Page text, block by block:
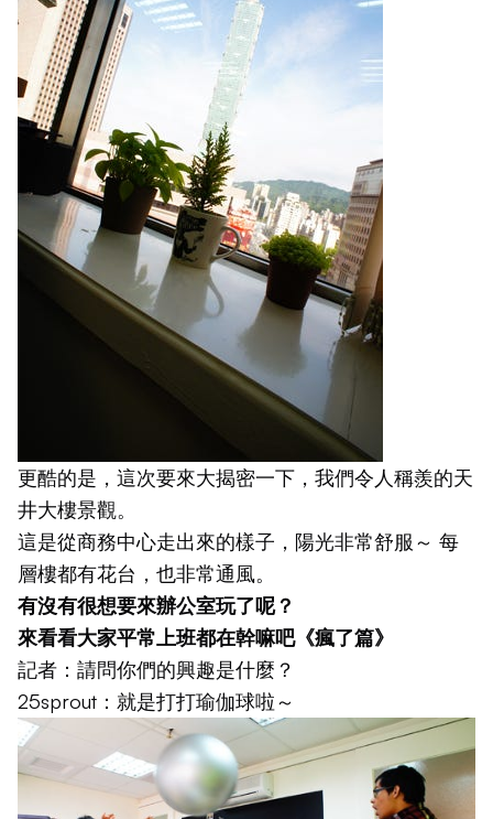
更酷的是，這次要來大揭密一下，我們令人稱羨的天
井大樓景觀。
這是從商務中心走出來的樣子，陽光非常舒服～ 每
層樓都有花台，也非常通風。
有沒有很想要來辦公室玩了呢？
來看看大家平常上班都在幹嘛吧《瘋了篇》
記者：請問你們的興趣是什麼？
25sprout：就是打打瑜伽球啦～